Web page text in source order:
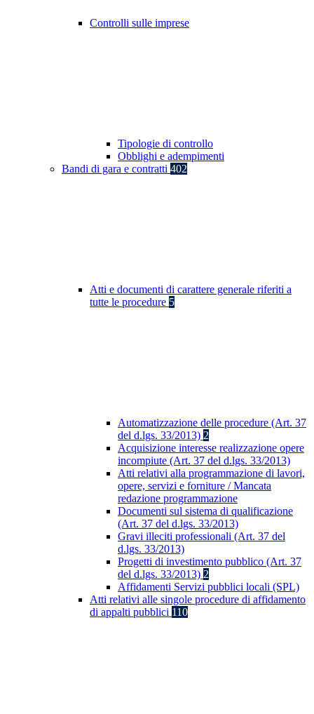
Controlli sulle imprese
Tipologie di controllo
Obblighi e adempimenti
Bandi di gara e contratti 402
Atti e documenti di carattere generale riferiti a
tutte le procedure 5
Automatizzazione delle procedure (Art. 37
del d.lgs. 33/2013) 2
Acquisizione interesse realizzazione opere
incompiute (Art. 37 del d.lgs. 33/2013)
Atti relativi alla programmazione di lavori,
opere, servizi e forniture / Mancata
redazione programmazione
Documenti sul sistema di qualificazione
(Art. 37 del d.lgs. 33/2013)
Gravi illeciti professionali (Art. 37 del
d.lgs. 33/2013)
Progetti di investimento pubblico (Art. 37
del d.lgs. 33/2013) 2
Affidamenti Servizi pubblici locali (SPL)
Atti relativi alle singole procedure di affidamento
di appalti pubblici 110